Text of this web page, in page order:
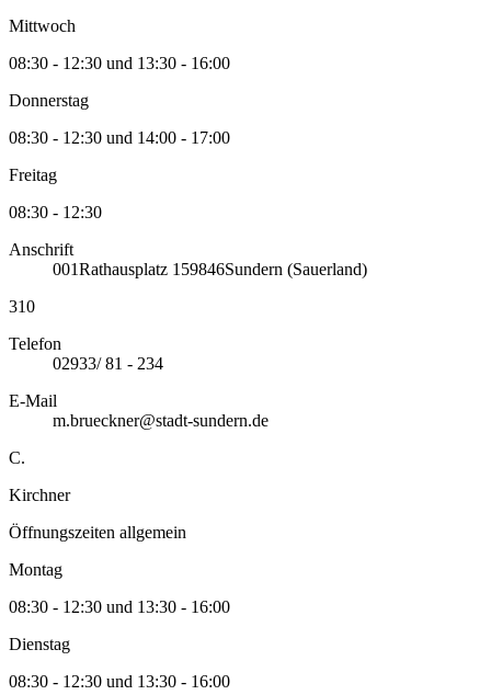
Mittwoch
08:30 - 12:30 und 13:30 - 16:00
Donnerstag
08:30 - 12:30 und 14:00 - 17:00
Freitag
08:30 - 12:30
Anschrift
001Rathausplatz 1 59846Sundern (Sauerland)
310
Telefon
02933/ 81 - 234
E-Mail
m.brueckner@stadt-sundern.de
C.
Kirchner
Öffnungszeiten allgemein
Montag
08:30 - 12:30 und 13:30 - 16:00
Dienstag
08:30 - 12:30 und 13:30 - 16:00